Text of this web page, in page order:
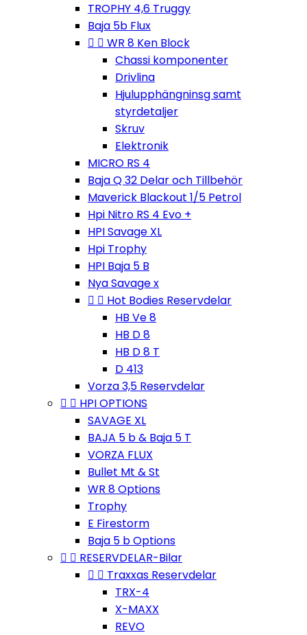
TROPHY 4,6 Truggy
Baja 5b Flux
  WR 8 Ken Block
Chassi komponenter
Drivlina
Hjulupphängninsg samt
styrdetaljer
Skruv
Elektronik
MICRO RS 4
Baja Q 32 Delar och Tillbehör
Maverick Blackout 1/5 Petrol
Hpi Nitro RS 4 Evo +
HPI Savage XL
Hpi Trophy
HPI Baja 5 B
Nya Savage x
  Hot Bodies Reservdelar
HB Ve 8
HB D 8
HB D 8 T
D 413
Vorza 3,5 Reservdelar
  HPI OPTIONS
SAVAGE XL
BAJA 5 b & Baja 5 T
VORZA FLUX
Bullet Mt & St
WR 8 Options
Trophy
E Firestorm
Baja 5 b Options
  RESERVDELAR-Bilar
  Traxxas Reservdelar
TRX-4
X-MAXX
REVO